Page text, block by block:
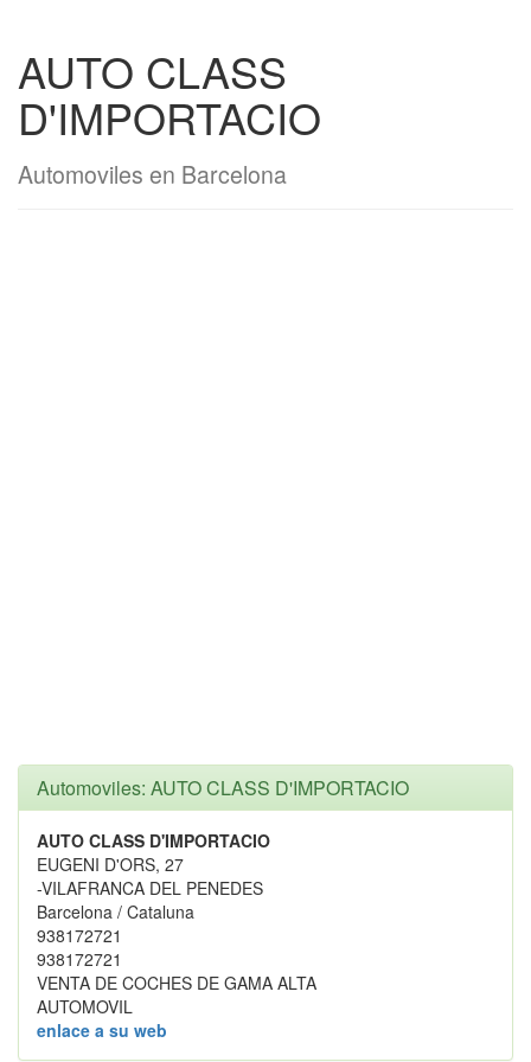
AUTO CLASS
D'IMPORTACIO
Automoviles en Barcelona
Automoviles: AUTO CLASS D'IMPORTACIO
AUTO CLASS D'IMPORTACIO
EUGENI D'ORS, 27
-VILAFRANCA DEL PENEDES
Barcelona / Cataluna
938172721
938172721
VENTA DE COCHES DE GAMA ALTA
AUTOMOVIL
enlace a su web